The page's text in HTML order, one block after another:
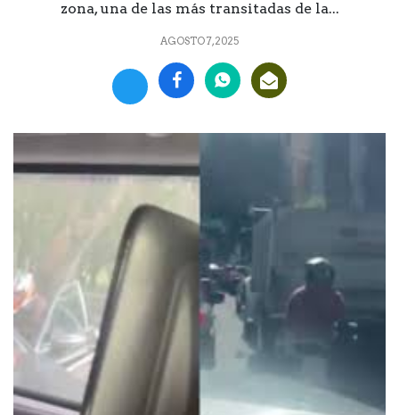
zona, una de las más transitadas de la...
AGOSTO 7, 2025